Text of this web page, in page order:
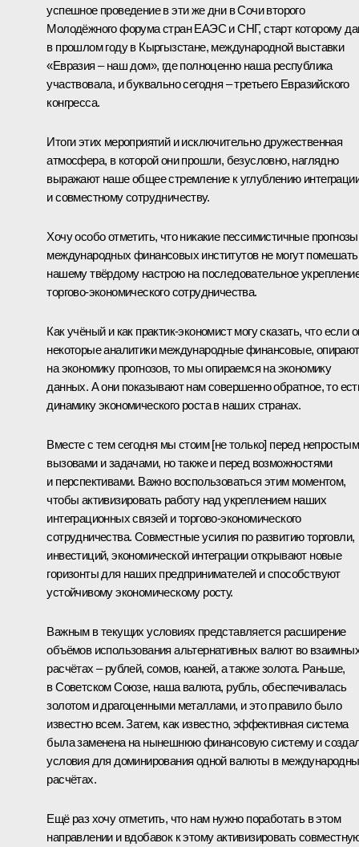
успешное проведение в эти же дни в Сочи второго
Молодёжного форума стран ЕАЭС и СНГ, старт которому
в прошлом году в Кыргызстане, международной выставки
«Евразия – наш дом», где полноценно наша республика
участвовала, и буквально сегодня – третьего Евразийского
конгресса.
Итоги этих мероприятий и исключительно дружественная
атмосфера, в которой они прошли, безусловно, наглядно
выражают наше общее стремление к углублению
и совместному сотрудничеству.
Хочу особо отметить, что никакие пессимистичные прогнозы
международных финансовых институтов не могут помешать
нашему твёрдому настрою на последовательное
торгово-экономического сотрудничества.
Как учёный и как практик-экономист могу сказать, что если
некоторые аналитики международные финансовые,
на экономику прогнозов, то мы опираемся на экономику
данных. А они показывают нам совершенно обратное, то
динамику экономического роста в наших странах.
Вместе с тем сегодня мы стоим [не только] перед
вызовами и задачами, но также и перед возможностями
и перспективами. Важно воспользоваться этим моментом,
чтобы активизировать работу над укреплением наших
интеграционных связей и торгово-экономического
сотрудничества. Совместные усилия по развитию торговли,
инвестиций, экономической интеграции открывают новые
горизонты для наших предпринимателей и способствуют
устойчивому экономическому росту.
Важным в текущих условиях представляется расширение
объёмов использования альтернативных валют во
расчётах – рублей, сомов, юаней, а также золота. Раньше,
в Советском Союзе, наша валюта, рубль, обеспечивалась
золотом и драгоценными металлами, и это правило было
известно всем. Затем, как известно, эффективная система
была заменена на нынешнюю финансовую систему и
условия для доминирования одной валюты в
расчётах.
Ещё раз хочу отметить, что нам нужно поработать в этом
направлении и вдобавок к этому активизировать